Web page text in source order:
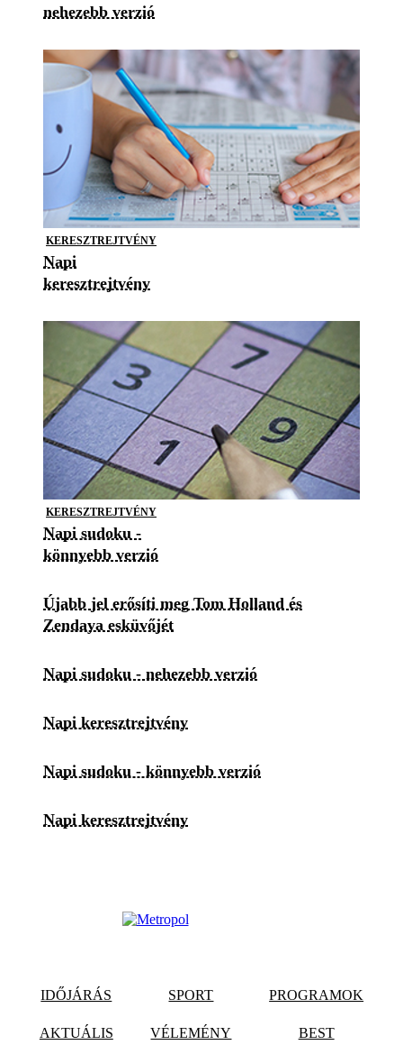
nehezebb verzió
KERESZTREJTVÉNY
Napi
keresztrejtvény
KERESZTREJTVÉNY
Napi sudoku -
könnyebb verzió
Újabb jel erősíti meg Tom Holland és
Zendaya esküvőjét
Napi sudoku - nehezebb verzió
Napi keresztrejtvény
Napi sudoku - könnyebb verzió
Napi keresztrejtvény
IDŐJÁRÁS SPORT PROGRAMOK
AKTUÁLIS VÉLEMÉNY BEST